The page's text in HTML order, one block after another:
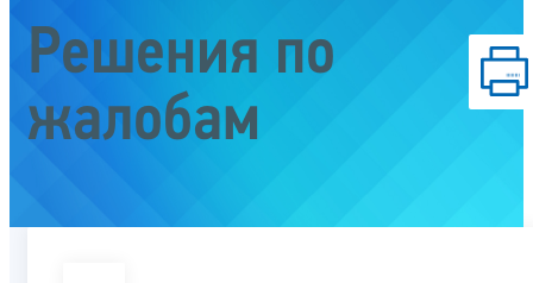
Решения по
жалобам